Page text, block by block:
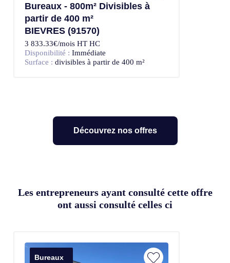
Bureaux - 800m² Divisibles à
partir de 400 m²
BIEVRES (91570)
3 833.33€/mois HT HC
Disponibilité : Immédiate
Surface : divisibles à partir de 400 m²
Découvrez nos offres
Les entrepreneurs ayant consulté cette offre
ont aussi consulté celles ci
Bureaux